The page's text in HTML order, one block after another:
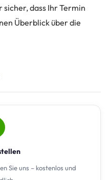
dass Ihr Termin
Überblick über die
Sie uns – kostenlos und